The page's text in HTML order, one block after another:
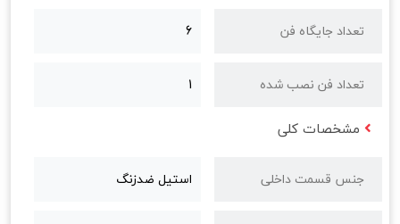
تعداد جایگاه‌ فن 6
تعداد فن نصب‌ شده 1
مشخصات کلی
جنس قسمت داخلی استیل ضدزنگ